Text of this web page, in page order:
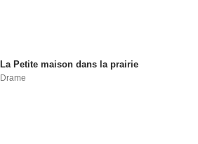
La Petite maison dans la prairie
Drame